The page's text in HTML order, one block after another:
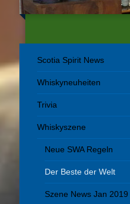
Scotia Spirit News
Whiskyneuheiten
Trivia
Whiskyszene
Neue SWA Regeln
Der Beste der Welt
Szene News Jan 2019